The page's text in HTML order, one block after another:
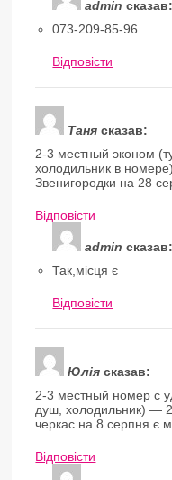
admin сказав:
073-209-85-96
Відповіcти
Таня сказав:
2-3 местный эконом
холодильник в
Звенигородки на 28
Відповіcти
admin сказав:
Так,місця є
Відповіcти
Юлія сказав:
2-3 местный номер с
душ, холодильник) —
черкас на 8 серпня є
Відповіcти